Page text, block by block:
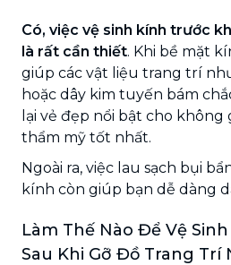
Có, việc vệ sinh kính trước
là rất cần thiết. Khi bề mặt
giúp các vật liệu trang trí
hoặc dây kim tuyến bám
lại vẻ đẹp nổi bật cho không
thẩm mỹ tốt nhất.
Ngoài ra, việc lau sạch bụi
kính còn giúp bạn dễ dàng
Làm Thế Nào Để Vệ
Sau Khi Gỡ Đồ Trang Trí